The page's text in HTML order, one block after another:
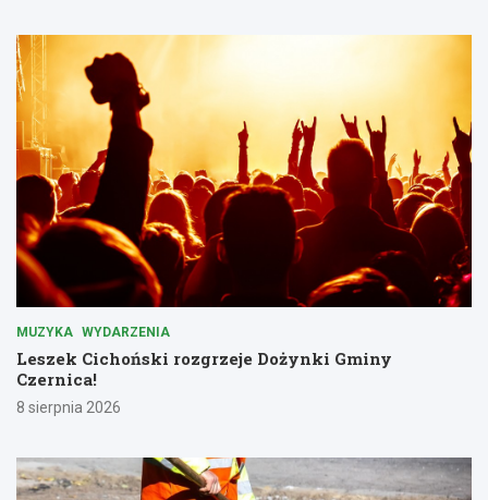
MUZYKA WYDARZENIA
Leszek Cichoński rozgrzeje Dożynki Gminy
Czernica!
8 sierpnia 2026